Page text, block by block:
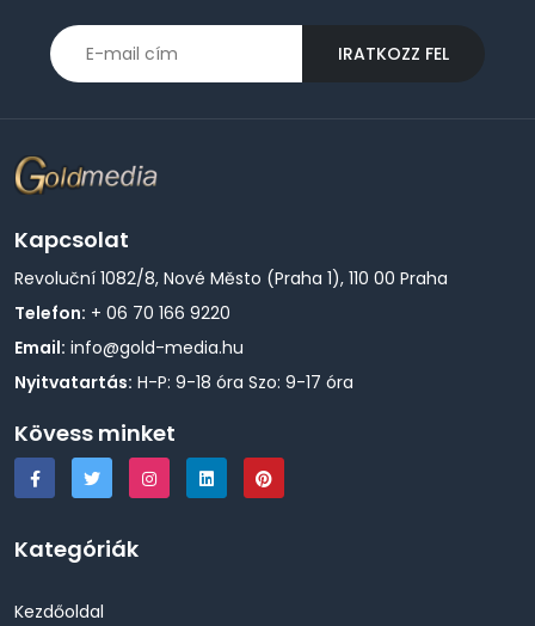
IRATKOZZ FEL
Kapcsolat
Revoluční 1082/8, Nové Město (Praha 1), 110 00 Praha
Telefon: + 06 70 166 9220
Email: info@gold-media.hu
Nyitvatartás: H-P: 9-18 óra Szo: 9-17 óra
Kövess minket
Kategóriák
Kezdőoldal